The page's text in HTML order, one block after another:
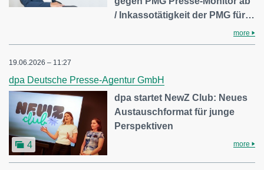
/ Inkassotätigkeit der PMG für…
more
19.06.2026 – 11:27
dpa Deutsche Presse-Agentur GmbH
4
dpa startet NewZ Club: Neues
Austauschformat für junge
Perspektiven
more